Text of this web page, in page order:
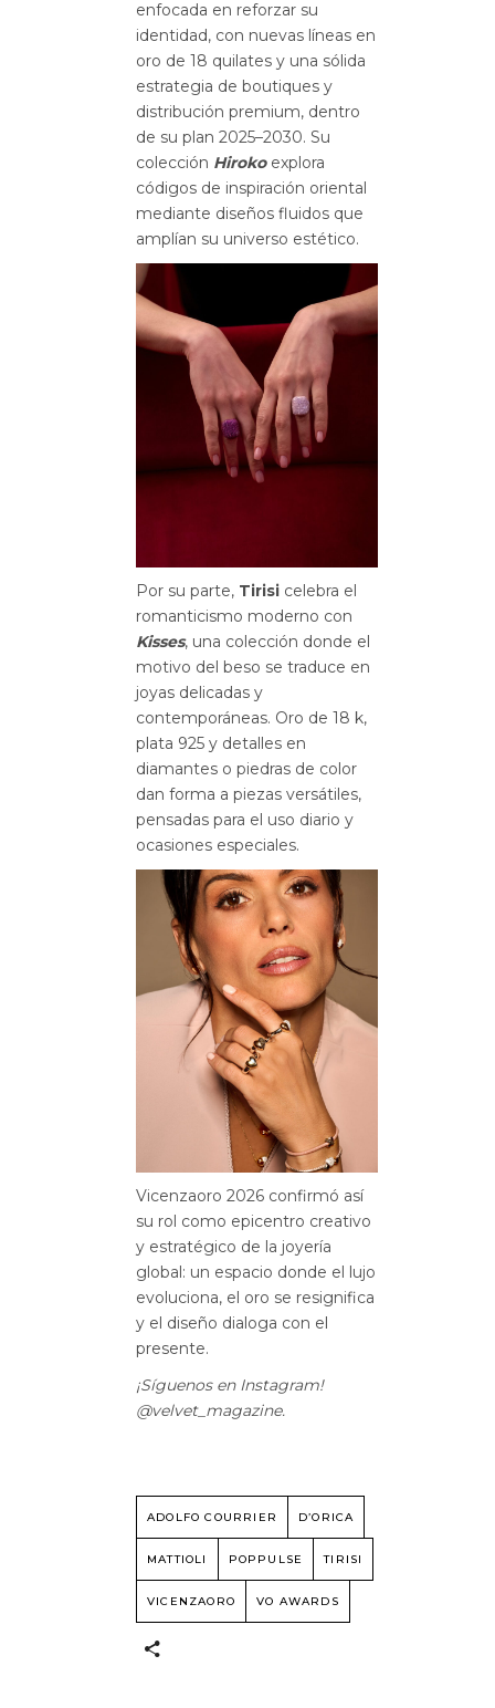
enfocada en reforzar su
identidad, con nuevas líneas en
oro de 18 quilates y una sólida
estrategia de boutiques y
distribución premium, dentro
de su plan 2025–2030. Su
colección Hirokoexplora
códigos de inspiración oriental
mediante diseños fluidos que
amplían su universo estético.
Por su parte, Tirisi celebra el
romanticismo moderno con
Kisses, una colección donde el
motivo del beso se traduce en
joyas delicadas y
contemporáneas. Oro de 18 k,
plata 925 y detalles en
diamantes o piedras de color
dan forma a piezas versátiles,
pensadas para el uso diario y
ocasiones especiales.
Vicenzaoro 2026 confirmó así
su rol como epicentro creativo
y estratégico de la joyería
global: un espacio donde el lujo
evoluciona, el oro se resignifica
y el diseño dialoga con el
presente.
¡Síguenos en Instagram!
@velvet_magazine.
ADOLFO COURRIER D’ORICA
MATTIOLI POPPULSE TIRISI
VICENZAORO VO AWARDS